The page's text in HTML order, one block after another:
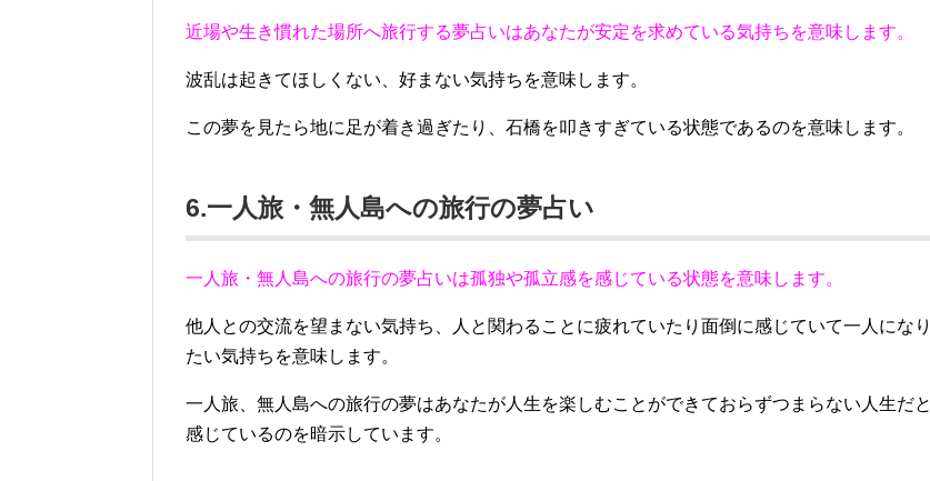
近場や生き慣れた場所へ旅行する夢占いはあなたが安定を求めている気持ちを意味します。
波乱は起きてほしくない、好まない気持ちを意味します。
この夢を見たら地に足が着き過ぎたり、石橋を叩きすぎている状態であるのを意味します。
6.一人旅・無人島への旅行の夢占い
一人旅・無人島への旅行の夢占いは孤独や孤立感を感じている状態を意味します。
他人との交流を望まない気持ち、人と関わることに疲れていたり面倒に感じていて一人になり
たい気持ちを意味します。
一人旅、無人島への旅行の夢はあなたが人生を楽しむことができておらずつまらない人生だと
感じているのを暗示しています。